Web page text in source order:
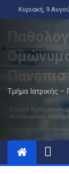
to
Κυριακή, 9
Τμήμα Ιατρικής –